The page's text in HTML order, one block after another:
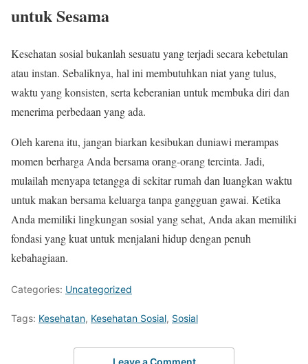
untuk Sesama
Kesehatan sosial bukanlah sesuatu yang terjadi secara kebetulan
atau instan. Sebaliknya, hal ini membutuhkan niat yang tulus,
waktu yang konsisten, serta keberanian untuk membuka diri dan
menerima perbedaan yang ada.
Oleh karena itu, jangan biarkan kesibukan duniawi merampas
momen berharga Anda bersama orang-orang tercinta. Jadi,
mulailah menyapa tetangga di sekitar rumah dan luangkan waktu
untuk makan bersama keluarga tanpa gangguan gawai. Ketika
Anda memiliki lingkungan sosial yang sehat, Anda akan memiliki
fondasi yang kuat untuk menjalani hidup dengan penuh
kebahagiaan.
Categories: Uncategorized
Tags: Kesehatan, Kesehatan Sosial, Sosial
Leave a Comment